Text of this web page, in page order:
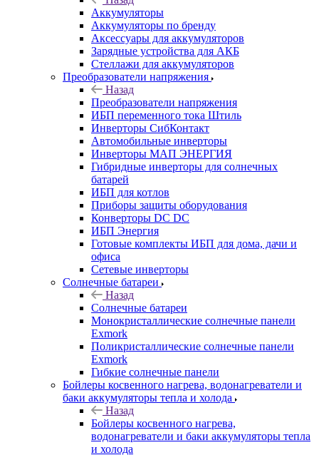
Аккумуляторы
Аккумуляторы по бренду
Аксессуары для аккумуляторов
Зарядные устройства для АКБ
Стеллажи для аккумуляторов
Преобразователи напряжения
Назад
Преобразователи напряжения
ИБП переменного тока Штиль
Инверторы СибКонтакт
Автомобильные инверторы
Инверторы МАП ЭНЕРГИЯ
Гибридные инверторы для солнечных
батарей
ИБП для котлов
Приборы защиты оборудования
Конверторы DC DC
ИБП Энергия
Готовые комплекты ИБП для дома, дачи и
офиса
Сетевые инверторы
Солнечные батареи
Назад
Солнечные батареи
Монокристаллические солнечные панели
Exmork
Поликристаллические солнечные панели
Exmork
Гибкие солнечные панели
Бойлеры косвенного нагрева, водонагреватели и
баки аккумуляторы тепла и холода
Назад
Бойлеры косвенного нагрева,
водонагреватели и баки аккумуляторы тепла
и холода